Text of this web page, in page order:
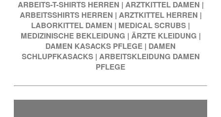
ARBEITS-T-SHIRTS HERREN | ARZTKITTEL DAMEN |
ARBEITSSHIRTS HERREN | ARZTKITTEL HERREN |
LABORKITTEL DAMEN | MEDICAL SCRUBS |
MEDIZINISCHE BEKLEIDUNG | ÄRZTE KLEIDUNG |
DAMEN KASACKS PFLEGE | DAMEN
SCHLUPFKASACKS | ARBEITSKLEIDUNG DAMEN
PFLEGE